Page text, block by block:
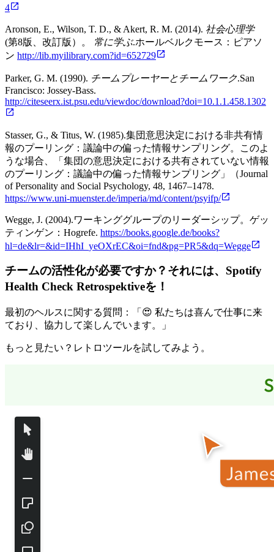
4
Aronson, E., Wilson, T. D., & Akert, R. M. (2014). 社会心理学
(第8版、改訂版）。
常に学ぶ.ホールベルクモース：ピアソ
ン http://lib.myilibrary.com?id=652729
Parker, G. M. (1990). チームプレーヤーとチームワーク.San
Francisco: Jossey-Bass.
http://citeseerx.ist.psu.edu/viewdoc/download?doi=10.1.1.458.1302
Stasser, G., & Titus, W. (1985).集団意思決定における非共有情
報のプーリング：議論中の偏った情報サンプリング。このよ
うな場合、「集団の意思決定における共有されていない情報
のプーリング：議論中の偏った情報サンプリング」（Journal
of Personality and Social Psychology, 48, 1467–1478.
https://www.uni-muenster.de/imperia/md/content/psyifp/
Wegge, J. (2004).ワーキンググループのリーダーシップ。ゲッ
ティンゲン：Hogrefe. https://books.google.de/books?
hl=de&lr=&id=IHhI_yeOXrEC&oi=fnd&pg=PR5&dq=Wegge
チームの活性化が必要ですか？それには、 Spotify
Health Check Retrospektiveを！
最初のヘルスに関する質問：「😍 私たちは喜んで仕事に来
ており、協力して楽しんでいます。」
もっと見たい？レトロツールを試してみよう。